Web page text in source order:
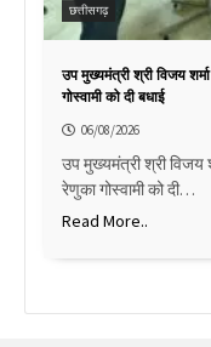
छत्तीसगढ़
उप मुख्यमंत्री श्री विजय
गोस्वामी को दी बधाई
06/08/2026
उप मुख्यमंत्री श्री विजय
रेणुका गोस्वामी को दी…
Read More..